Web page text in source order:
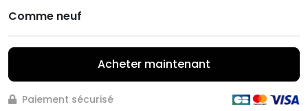
Comme neuf
Acheter maintenant
Paiement sécurisé